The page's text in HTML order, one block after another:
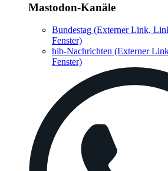
Mastodon-Kanäle
Bundestag (Externer Link,
Fenster)
hib-Nachrichten (Externer
Fenster)